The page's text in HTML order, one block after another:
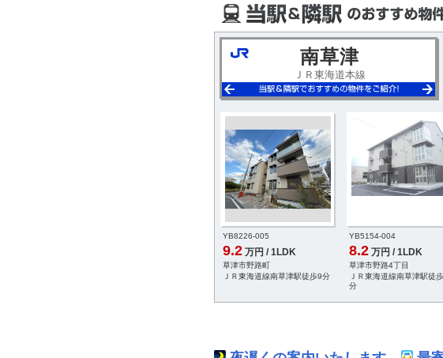
南草津
ＪＲ東海道本線
YB8226-005
9.2 万円 / 1LDK
草津市野路町
ＪＲ東海道線南草津駅徒歩9分
YB5154-004
8.2 万円 / 1LDK
草津市野路4丁目
ＪＲ東海道線南草津駅徒
分